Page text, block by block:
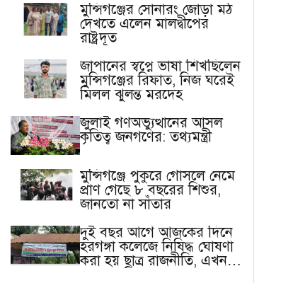
মুন্সিগঞ্জের সোনারং জোড়া মঠ
দেখতে এলেন মালদ্বীপের
রাষ্ট্রদূত
জাপানের স্বপ্নে ভাষা শিখছিলেন
মুন্সিগঞ্জের রিফাত, নিজ ঘরেই
মিলল ঝুলন্ত মরদেহ
জুলাই গণঅভ্যুত্থানের আসল
কৃতিত্ব জনগণের: তথ্যমন্ত্রী
মুন্সিগঞ্জে পুকুরে গোসলে নেমে
প্রাণ গেছে ৮ বছরের শিশুর,
জানতো না সাঁতার
দুই বছর আগে আজকের দিনে
হরগঙ্গা কলেজে নিষিদ্ধ ঘোষণা
করা হয় ছাত্র রাজনীতি, এখন